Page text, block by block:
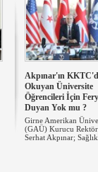
Akpınar'ın
Okuyan Üniversite
Öğrencileri İçin
Duyan Yok mu ?
Girne Amerikan
(GAÜ) Kurucu
Serhat Akpınar;